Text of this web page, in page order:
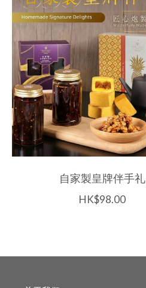
自家製皇牌伴手礼
HK$98.00